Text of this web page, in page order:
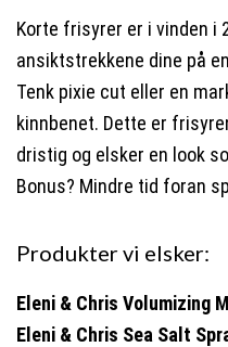
Korte frisyrer er i vinden i
ansiktstrekkene dine på
Tenk pixie cut eller en
kinnbenet. Dette er
dristig og elsker en look
Bonus? Mindre tid foran
Produkter vi elsker:
Eleni & Chris Volumizing
Eleni & Chris Sea Salt